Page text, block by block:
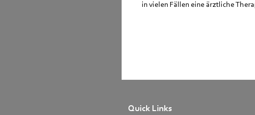
in vielen Fällen eine ärztliche
Quick Links